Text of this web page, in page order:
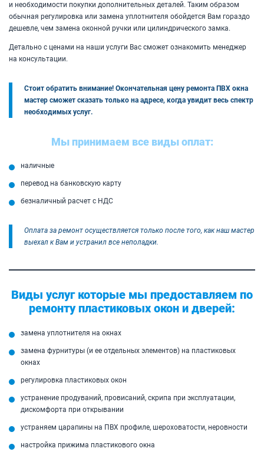
и необходимости покупки дополнительных деталей. Таким образом
обычная регулировка или замена уплотнителя обойдется Вам гораздо
дешевле, чем замена оконной ручки или цилиндрического замка.
Детально с ценами на наши услуги Вас сможет ознакомить менеджер
на консультации.
Стоит обратить внимание! Окончательная цену ремонта ПВХ окна
мастер сможет сказать только на адресе, когда увидит весь спектр
необходимых услуг.
Мы принимаем все виды оплат:
наличные
перевод на банковскую карту
безналичный расчет с НДС
Оплата за ремонт осуществляется только после того, как наш мастер
выехал к Вам и устранил все неполадки.
Виды услуг которые мы предоставляем по
ремонту пластиковых окон и дверей:
замена уплотнителя на окнах
замена фурнитуры (и ее отдельных элементов) на пластиковых
окнах
регулировка пластиковых окон
устранение продуваний, провисаний, скрипа при эксплуатации,
дискомфорта при открывании
устраняем царапины на ПВХ профиле, шероховатости, неровности
настройка прижима пластикового окна